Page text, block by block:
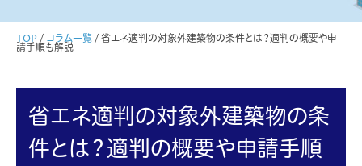
TOP / コラム一覧 / 省エネ適判の対象外建築物の条件とは？適判の概要や申
請手順も解説
省エネ適判の対象外建築物の条
件とは？適判の概要や申請手順